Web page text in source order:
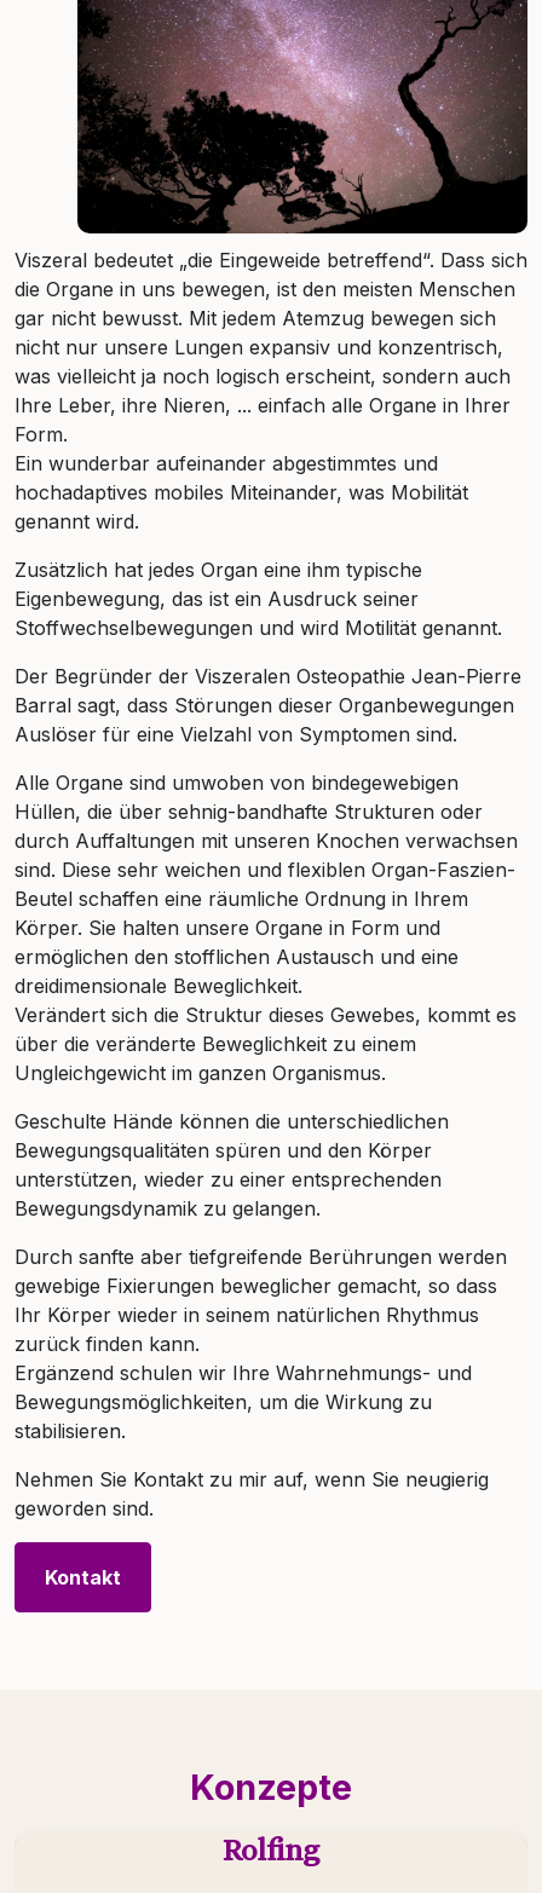
Viszeral bedeutet „die Eingeweide betreffend“. Dass sich
die Organe in uns bewegen, ist den meisten Menschen
gar nicht bewusst. Mit jedem Atemzug bewegen sich
nicht nur unsere Lungen expansiv und konzentrisch,
was vielleicht ja noch logisch erscheint, sondern auch
Ihre Leber, ihre Nieren, ... einfach alle Organe in Ihrer
Form.
Ein wunderbar aufeinander abgestimmtes und
hochadaptives mobiles Miteinander, was Mobilität
genannt wird.
Zusätzlich hat jedes Organ eine ihm typische
Eigenbewegung, das ist ein Ausdruck seiner
Stoffwechselbewegungen und wird Motilität genannt.
Der Begründer der Viszeralen Osteopathie Jean-Pierre
Barral sagt, dass Störungen dieser Organbewegungen
Auslöser für eine Vielzahl von Symptomen sind.
Alle Organe sind umwoben von bindegewebigen
Hüllen, die über sehnig-bandhafte Strukturen oder
durch Auffaltungen mit unseren Knochen verwachsen
sind. Diese sehr weichen und flexiblen Organ-Faszien-
Beutel schaffen eine räumliche Ordnung in Ihrem
Körper. Sie halten unsere Organe in Form und
ermöglichen den stofflichen Austausch und eine
dreidimensionale Beweglichkeit.
Verändert sich die Struktur dieses Gewebes, kommt es
über die veränderte Beweglichkeit zu einem
Ungleichgewicht im ganzen Organismus.
Geschulte Hände können die unterschiedlichen
Bewegungsqualitäten spüren und den Körper
unterstützen, wieder zu einer entsprechenden
Bewegungsdynamik zu gelangen.
Durch sanfte aber tiefgreifende Berührungen werden
gewebige Fixierungen beweglicher gemacht, so dass
Ihr Körper wieder in seinem natürlichen Rhythmus
zurück finden kann.
Ergänzend schulen wir Ihre Wahrnehmungs- und
Bewegungsmöglichkeiten, um die Wirkung zu
stabilisieren.
Nehmen Sie Kontakt zu mir auf, wenn Sie neugierig
geworden sind.
Kontakt
Konzepte
Rolfing